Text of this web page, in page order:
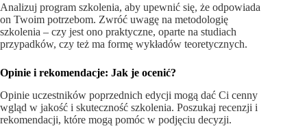
Analizuj program szkolenia, aby upewnić się, że odpowiada
on Twoim potrzebom. Zwróć uwagę na metodologię
szkolenia – czy jest ono praktyczne, oparte na studiach
przypadków, czy też ma formę wykładów teoretycznych.
Opinie i rekomendacje: Jak je ocenić?
Opinie uczestników poprzednich edycji mogą dać Ci cenny
wgląd w jakość i skuteczność szkolenia. Poszukaj recenzji i
rekomendacji, które mogą pomóc w podjęciu decyzji.